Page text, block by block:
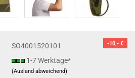
-10,- €
SO4001520101
1-7 Werktage*
(Ausland abweichend)